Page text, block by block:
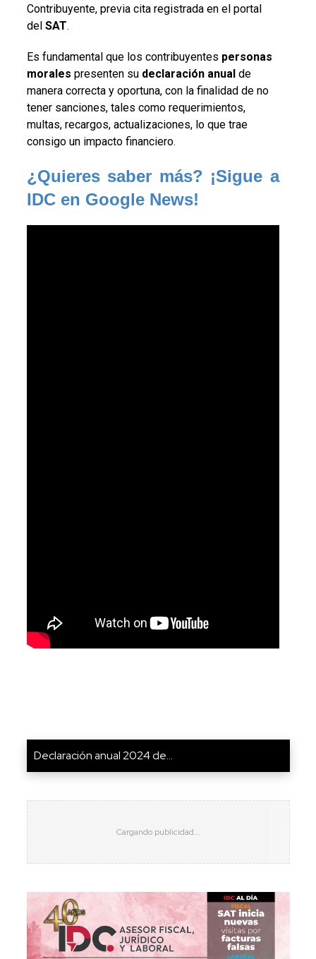
Contribuyente, previa cita registrada en el portal
del SAT.
Es fundamental que los contribuyentes personas
morales presenten su declaración anualde
manera correcta y oportuna, con la finalidad de no
tener sanciones, tales como requerimientos,
multas, recargos, actualizaciones, lo que trae
consigo un impacto financiero.
¿Quieres saber más? ¡Sigue a
IDC en Google News!
Declaración anual 2024 de...